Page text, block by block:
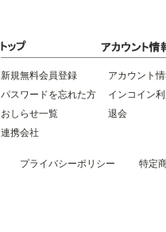
新規無料会員登録
パスワードを忘れた方
おしらせ一覧
連携会社
アカウント
インコイン
退会
プライバシーポリシー 特定